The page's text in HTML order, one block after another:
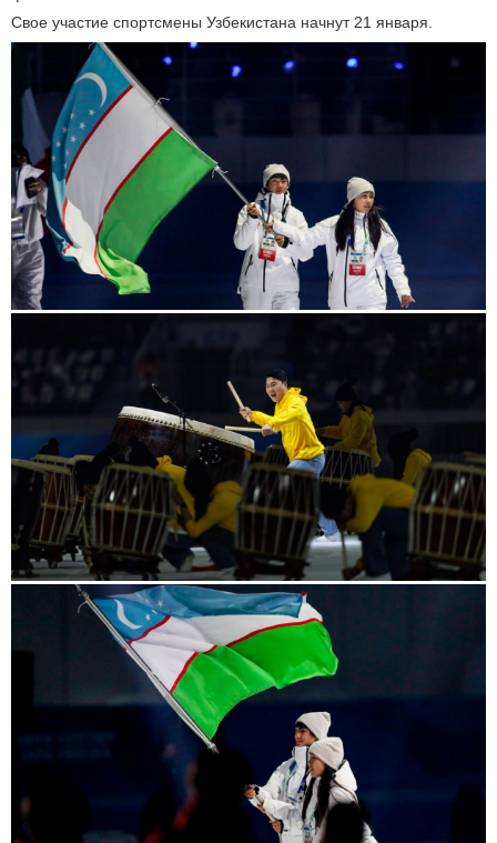
Свое участие спортсмены Узбекистана начнут 21 января.